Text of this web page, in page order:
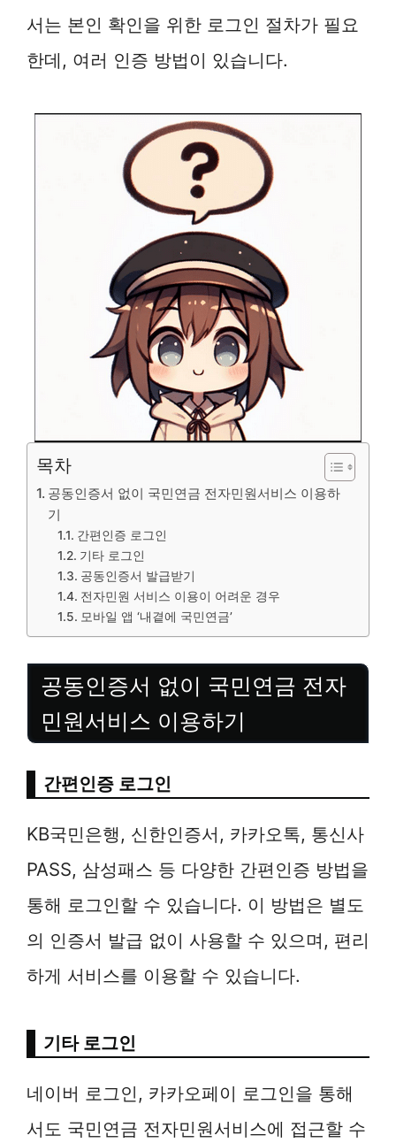
서는 본인 확인을 위한 로그인 절차가 필요
한데, 여러 인증 방법이 있습니다.
목차
공동인증서 없이 국민연금 전자민원서비스 이용하
기
간편인증 로그인
기타 로그인
공동인증서 발급받기
전자민원 서비스 이용이 어려운 경우
모바일 앱 ‘내곁에 국민연금’
공동인증서 없이 국민연금 전자
민원서비스 이용하기
간편인증 로그인
KB국민은행, 신한인증서, 카카오톡, 통신사
PASS, 삼성패스 등 다양한 간편인증 방법을
통해 로그인할 수 있습니다. 이 방법은 별도
의 인증서 발급 없이 사용할 수 있으며, 편리
하게 서비스를 이용할 수 있습니다.
기타 로그인
네이버 로그인, 카카오페이 로그인을 통해
서도 국민연금 전자민원서비스에 접근할 수